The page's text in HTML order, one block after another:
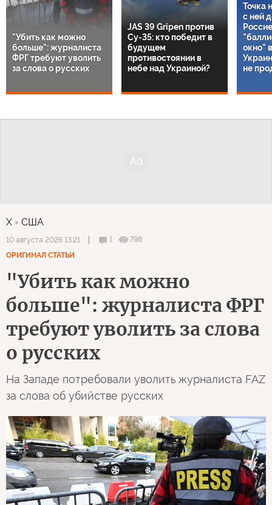
"Убить как можно
больше": журналиста
ФРГ требуют уволить
за слова о русских
JAS 39 Gripen против
Су-35: кто победит в
будущем
противостоянии в
небе над Украиной?
Точка
с ней
окно"
не
X США
10 августа 2026 13:21 1
798
ОРИГИНАЛ СТАТЬИ
"Убить как можно
больше": журналиста ФРГ
требуют уволить за слова
о русских
На Западе потребовали уволить журналиста FAZ
за слова об убийстве русских